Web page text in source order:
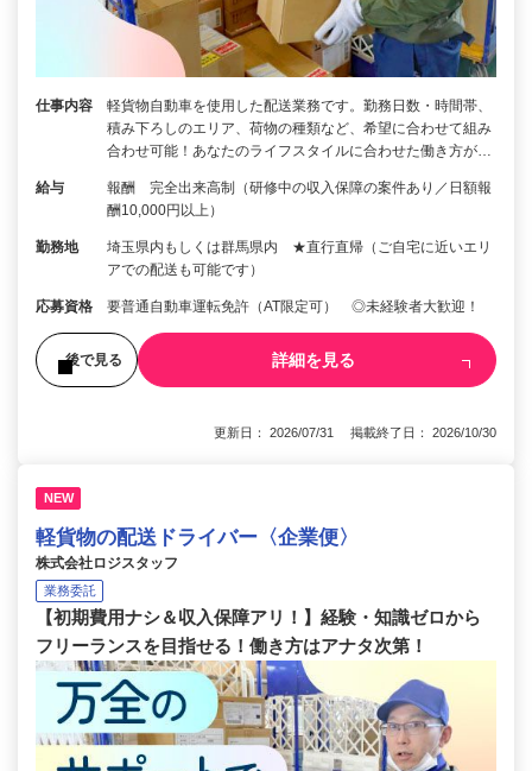
仕事内容
軽貨物自動車を使用した配送業務です。勤務日数・時間帯、
積み下ろしのエリア、荷物の種類など、希望に合わせて組み
合わせ可能！あなたのライフスタイルに合わせた働き方が…
給与
報酬 完全出来高制（研修中の収入保障の案件あり／日額報
酬10,000円以上）
勤務地
埼玉県内もしくは群馬県内 ★直行直帰（ご自宅に近いエリ
アでの配送も可能です）
応募資格 要普通自動車運転免許（AT限定可） ◎未経験者大歓迎！
後で見る 詳細を見る
更新日： 2026/07/31 掲載終了日： 2026/10/30
NEW
軽貨物の配送ドライバー〈企業便〉
株式会社ロジスタッフ
業務委託
【初期費用ナシ＆収入保障アリ！】経験・知識ゼロから
フリーランスを目指せる！働き方はアナタ次第！